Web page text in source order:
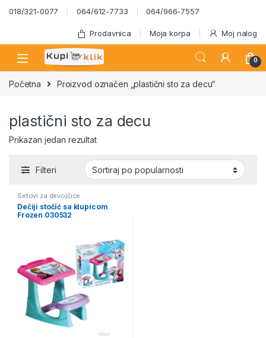
Skip to navigation
Skip to content
018/321-0077 064/612-7733 064/966-7557
Prodavnica Moja korpa Moj nalog
0
Početna Proizvod označen „plastični sto za decu“
plastični sto za decu
Prikazan jedan rezultat
Filteri
Setovi za devojčice
Dečiji stočić sa klupicom
Frozen 030532